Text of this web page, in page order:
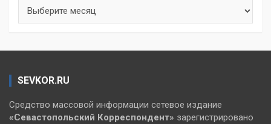
SEVKOR.RU
Средство массовой информации сетевое издание
«Севастопольский Корреспондент» зарегистрировано